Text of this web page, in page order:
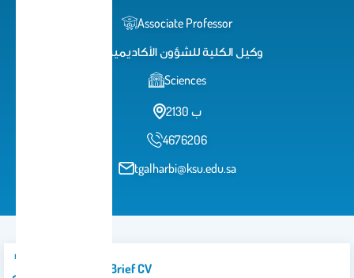
Associate Professor
وكيل الكلية للشؤون الأكاديمية
Sciences
2ب 130
4676206
tgalharbi@ksu.edu.sa
Introduction/brief CV